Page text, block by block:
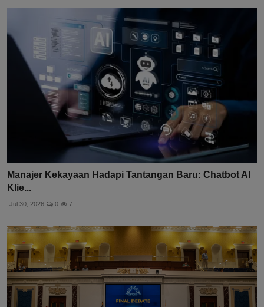
Manajer Kekayaan Hadapi Tantangan Baru: Chatbot AI
Klie...
Jul 30, 2026 0 7